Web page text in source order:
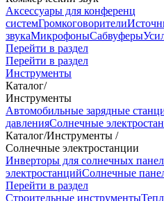
Аксессуары для конференц
системГромкоговорители
звукаМикрофоныСабвуферы
Перейти в раздел
Перейти в раздел
Инструменты
Каталог/
Инструменты
Автомобильные зарядные
давленияСолнечные
Каталог/Инструменты /
Солнечные электростанции
Инверторы для солнечных
электростанцийСолнечные
Перейти в раздел
Строительные инструменты